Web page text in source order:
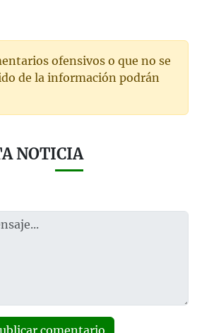
ofensivos o que no se
de la información podrán
NOTICIA